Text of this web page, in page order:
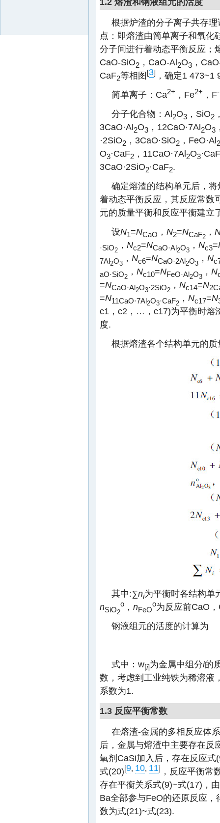
根据炉渣的分子离子共存理
点：即熔渣由简单离子和氧化
分子间进行着动态平衡反应；
CaO-SiO2 ，CaO-Al2O3 ，
CaF2等相图 [3] ，确定1 473~1
简单离子：Ca2+ ，Fe2+ ，F-
分子化合物：Al2O3 ，SiO2
3CaO·Al2O3 ，12CaO·7Al2O3
·2SiO2 ，3CaO·SiO2 ，FeO·Al2
O3·CaF2 ，11CaO·7Al2O3·CaF
3CaO·2SiO2·CaF2.
确定熔渣的结构单元后，
着动态平衡反应，其反应常数
元的质量平衡和反应平衡建立
设N1=NCaO ， N2=NCaF2
，
·SiO2
， Nc2=NCaO·Al2O3
， Nc3=
7Al2O3
， Nc6=NCaO·2Al2O3
， N
aO·SiO2
， Nc10=NFeO·Al2O3
， N
=NCaO·Al2O3·2SiO2
， Nc14=N
=N11CaO·7Al2O3·CaF2
， Nc17=N
c1，c2，…，c17)为平衡时熔
度.
根据熔渣各个结构单元的
其中:∑ni为平衡时各结构单
nSiO2
o ， nFeO
o为反应前CaO
钢液组元的活度的计算为
式中：w[i]为金属中组分i的
数，考虑到工业纯铁为稀溶液
系数为1.
1.3 反应平衡常数
在熔渣-金属的多相反应体
后，金属与熔渣中主要存在反
氧剂CaSi加入后，存在反应
式(20)[9, 10, 11] ，反应平衡常
存在平衡关系式(9)~式(17)，
Ba全部参与FeO的还原反应
数为式(21)~式(23).